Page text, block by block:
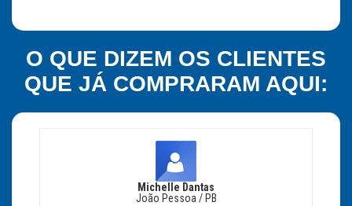
O QUE DIZEM OS CLIENTES
QUE JÁ COMPRARAM AQUI:
Michelle Dantas
João Pessoa / PB